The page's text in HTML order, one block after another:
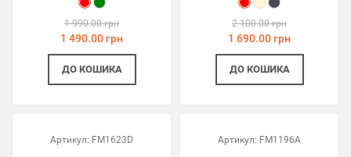
1 990.00 грн
1 490.00 грн
ДО КОШИКА
2 100.00 грн
1 690.00 грн
ДО КОШИКА
Артикул: FM1623D Артикул: FM1196A